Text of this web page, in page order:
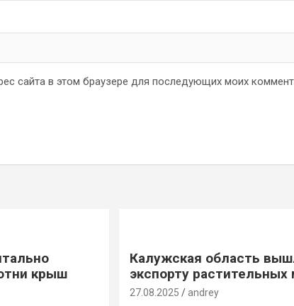
сайта в этом браузере для последующих моих
крыш
Калужская область
экспорту растительных
27.08.2025 andrey